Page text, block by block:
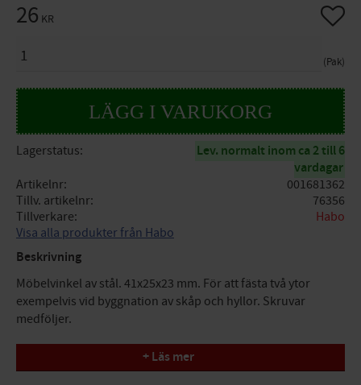
26 KR
Pak
Lägg
Lagerstatus
Lev. normalt inom ca 2 till 6
vardagar
Artikelnr
001681362
Tillv. artikelnr
76356
Tillverkare
Habo
Visa alla produkter från Habo
Beskrivning
Möbelvinkel av stål. 41x25x23 mm. För att fästa två ytor
exempelvis vid byggnation av skåp och hyllor. Skruvar
medföljer.
Mätt
Höjd A = 25mm, Bredd B = 41mm, Bredd C = 23mm
+ Läs mer